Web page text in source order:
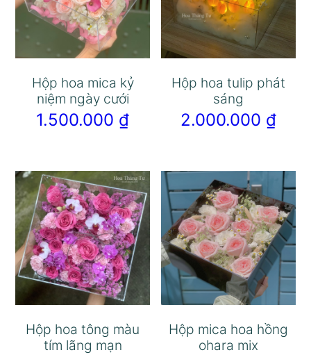
Hộp hoa mica kỷ
niệm ngày cưới
1.500.000 ₫
Hộp hoa tulip phát
sáng
2.000.000 ₫
Hộp hoa tông màu
tím lãng mạn
Hộp mica hoa hồng
ohara mix